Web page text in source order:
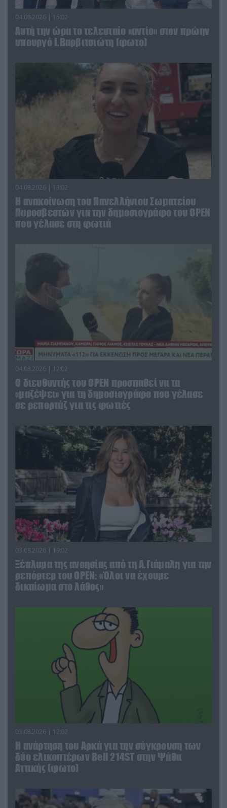
04.08.2026 | 15:02
Αυτή την ώρα το τελευταίο «αντίο» στον πρώην
υπουργό Ι.Βαρβιτσιώτη (φωτο)
04.08.2026 | 13:02
Η ανακοίνωση του Πανελλήνιου Σωματείου
Πυροσβεστών για την δημοσιογράφο του OPEN
που γέλασε στη φωτιά
04.08.2026 | 12:02
O διευθυντής του OPEN προσπαθεί να τα
«μαζέψει» για τη δημοσιογράφο που γέλασε
σε ρεπορτάζ για τις φωτιές
03.08.2026 | 19:02
Ξέπλυμα της ανοησίας από τη Α.Γιάμαλη για την
ρεπόρτερ του ΟΡΕΝ: «Όλοι να έχουμε
δικαίωμα στο λάθος»
03.08.2026 | 12:02
Η ανάρτηση του Αρκά για την σύγκρουση των
δύο ελικοπτέρων Bell 214ST στην Ψάθα
Αττικής (φωτο)